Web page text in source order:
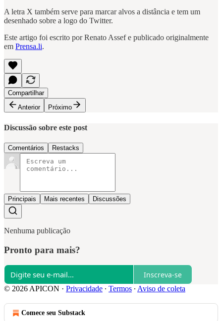
A letra X também serve para marcar alvos a distância e tem um
desenhado sobre a logo do Twitter.
Este artigo foi escrito por Renato Assef e publicado originalmente
em Prensa.li.
Compartilhar
Anterior
Próximo
Discussão sobre este post
Comentários Restacks
Principais Mais recentes Discussões
Nenhuma publicação
Pronto para mais?
Inscreva-se
© 2026 APICON · Privacidade ∙ Termos ∙ Aviso de coleta
Comece seu Substack